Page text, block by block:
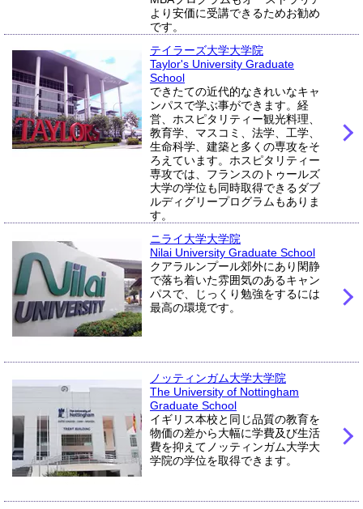
より安価に受講できるためお勧め
です。
テイラーズ大学大学院
Taylor's University Graduate
School
できたての近代的なきれいなキャ
ンパスで学ぶ事ができます。経
営、ホスピタリティー観光料理、
教育学、マスコミ、法学、工学、
生命科学、建築と多くの専攻をそ
ろえています。ホスピタリティー
専攻では、フランスのトゥールズ
大学の学位も同時取得できるダブ
ルディグリープログラムもありま
す。
ニライ大学大学院
Nilai University Graduate School
クアラルンプール郊外にあり閑静
で落ち着いた雰囲気のあるキャン
パスで、じっくり勉強をするには
最高の環境です。
ノッティンガム大学大学院
The University of Nottingham
Graduate School
イギリス本校と同じ品質の教育を
物価の差から大幅に学費及び生活
費を抑えてノッティンガム大学大
学院の学位を取得できます。